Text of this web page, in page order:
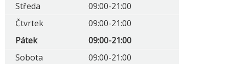
Středa
09:00-21:00
Čtvrtek
09:00-21:00
Pátek
09:00-21:00
Sobota
09:00-21:00